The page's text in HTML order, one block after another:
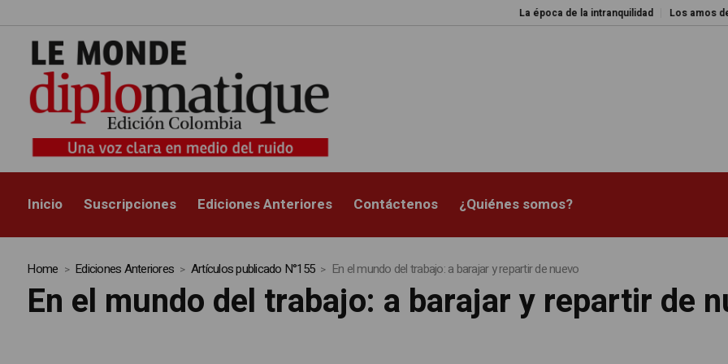
La época de la intranquilidad Los amos del mundo
Inicio Suscripciones Ediciones Anteriores Contáctenos ¿Quiénes somos?
Home Ediciones Anteriores Artículos publicado N°155 En el mundo del trabajo: a barajar y repartir de nuevo
En el mundo del trabajo: a barajar y repartir de